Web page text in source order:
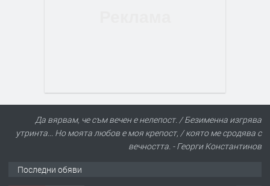
Да вярвам, че съм вечен е нелепост. / Безименна изгрява
утринта... Но моята любов е моя крепост, / която ме сродява с
вечността. - Георги Константинов
Последни обяви